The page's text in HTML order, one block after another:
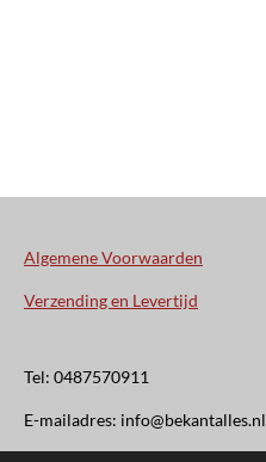
Algemene Voorwaarden
Verzending en Levertijd
Tel: 0487570911
E-mailadres: info@bekantalles.nl